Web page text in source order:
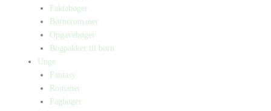
Faktabøger
Børneromaner
Opgavebøger
Bogpakker til børn
Unge
Fantasy
Romaner
Fagbøger